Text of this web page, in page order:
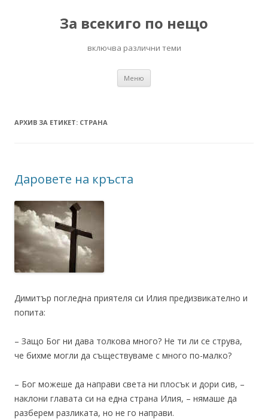
За всекиго по нещо
включва различни теми
Меню
АРХИВ ЗА ЕТИКЕТ: СТРАНА
Даровете на кръста
Димитър погледна приятеля си Илия предизвикателно и
попита:
– Защо Бог ни дава толкова много? Не ти ли се струва,
че бихме могли да съществуваме с много по-малко?
– Бог можеше да направи света ни плосък и дори сив, –
наклони главата си на една страна Илия, – нямаше да
разберем разликата, но не го направи.